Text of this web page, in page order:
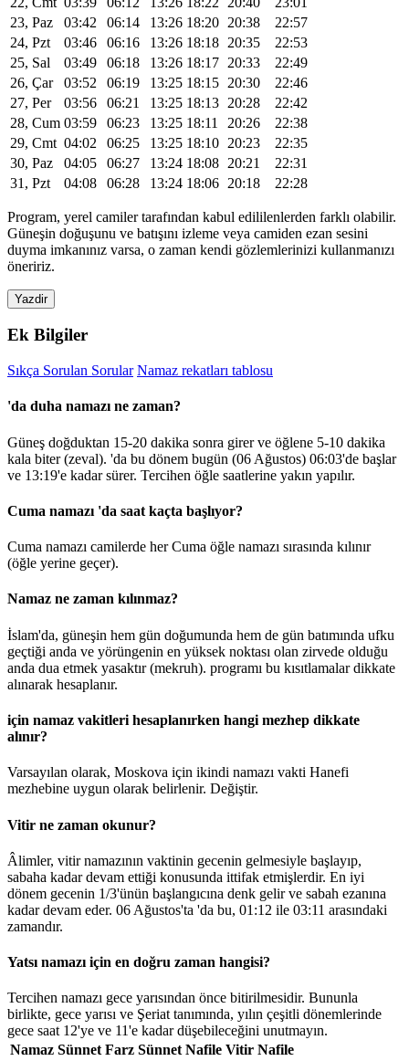
23, Paz
03:42 06:14 13:26 18:20 20:38
22:57
24, Pzt
03:46 06:16 13:26 18:18 20:35
22:53
25, Sal
03:49 06:18 13:26 18:17 20:33
22:49
26, Çar
03:52 06:19 13:25 18:15 20:30
22:46
27, Per
03:56 06:21 13:25 18:13 20:28
22:42
28, Cum 03:59 06:23 13:25 18:11 20:26
22:38
29, Cmt 04:02 06:25 13:25 18:10 20:23
22:35
30, Paz
04:05 06:27 13:24 18:08 20:21
22:31
31, Pzt
04:08 06:28 13:24 18:06 20:18 22:28
Program, yerel camiler tarafından kabul edililenlerden farklı olabilir.
Güneşin doğuşunu ve batışını izleme veya camiden ezan sesini
duyma imkanınız varsa, o zaman kendi gözlemlerinizi kullanmanızı
öneririz.
Yazdir
Ek Bilgiler
Sıkça Sorulan Sorular Namaz rekatları tablosu
'da duha namazı ne zaman?
Güneş doğduktan 15-20 dakika sonra girer ve öğlene 5-10 dakika
kala biter (zeval). 'da bu dönem bugün (06 Ağustos) 06:03'de başlar
ve 13:19'e kadar sürer. Tercihen öğle saatlerine yakın yapılır.
Cuma namazı 'da saat kaçta başlıyor?
Cuma namazı camilerde her Cuma öğle namazı sırasında kılınır
(öğle yerine geçer).
Namaz ne zaman kılınmaz?
İslam'da, güneşin hem gün doğumunda hem de gün batımında ufku
geçtiği anda ve yörüngenin en yüksek noktası olan zirvede olduğu
anda dua etmek yasaktır (mekruh). programı bu kısıtlamalar dikkate
alınarak hesaplanır.
için namaz vakitleri hesaplanırken hangi mezhep dikkate
alınır?
Varsayılan olarak, Moskova için ikindi namazı vakti Hanefi
mezhebine uygun olarak belirlenir. Değiştir.
Vitir ne zaman okunur?
Âlimler, vitir namazının vaktinin gecenin gelmesiyle başlayıp,
sabaha kadar devam ettiği konusunda ittifak etmişlerdir. En iyi
dönem gecenin 1/3'ünün başlangıcına denk gelir ve sabah ezanına
kadar devam eder. 06 Ağustos'ta 'da bu, 01:12 ile 03:11 arasındaki
zamandır.
Yatsı namazı için en doğru zaman hangisi?
Tercihen namazı gece yarısından önce bitirilmesidir. Bununla
birlikte, gece yarısı ve Şeriat tanımında, yılın çeşitli dönemlerinde
gece saat 12'ye ve 11'e kadar düşebileceğini unutmayın.
Namaz Sünnet Farz Sünnet Nafile Vitir Nafile